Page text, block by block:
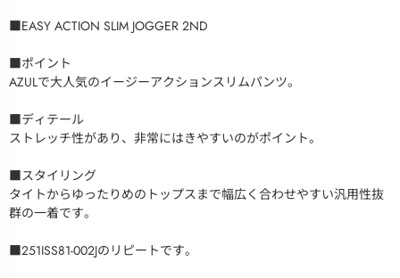
■EASY ACTION SLIM JOGGER 2ND
■ポイント
AZULで大人気のイージーアクションスリムパンツ。
■ディテール
ストレッチ性があり、非常にはきやすいのがポイント。
■スタイリング
タイトからゆったりめのトップスまで幅広く合わせやすい汎用性抜
群の一着です。
■251ISS81-002Jのリピートです。